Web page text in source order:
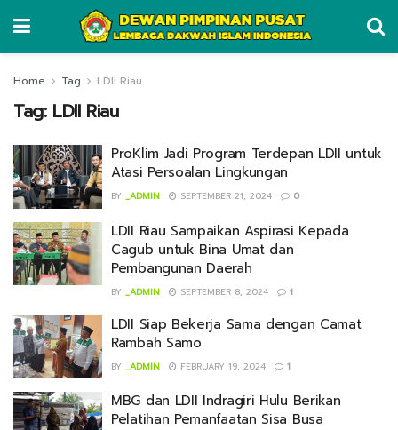
Home Tag LDII Riau
Tag: LDII Riau
ProKlim Jadi Program Terdepan LDII untuk
Atasi Persoalan Lingkungan
BY _ADMIN SEPTEMBER 21, 2024 0
LDII Riau Sampaikan Aspirasi Kepada
Cagub untuk Bina Umat dan
Pembangunan Daerah
BY _ADMIN SEPTEMBER 8, 2024 1
LDII Siap Bekerja Sama dengan Camat
Rambah Samo
BY _ADMIN FEBRUARY 19, 2024 1
MBG dan LDII Indragiri Hulu Berikan
Pelatihan Pemanfaatan Sisa Busa